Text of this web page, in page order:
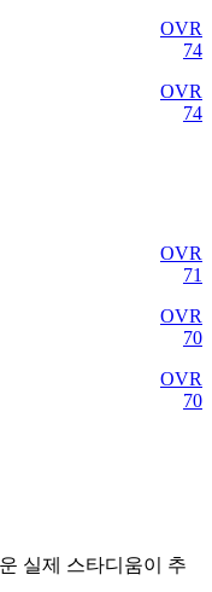
OVR
74
OVR
74
OVR
71
OVR
70
OVR
70
실제 스타디움이 추